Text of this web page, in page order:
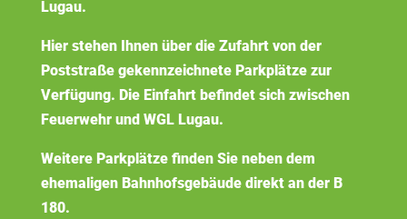
Lugau.
Hier stehen Ihnen über die Zufahrt von der
Poststraße gekennzeichnete Parkplätze zur
Verfügung. Die Einfahrt befindet sich zwischen
Feuerwehr und WGL Lugau.
Weitere Parkplätze finden Sie neben dem
ehemaligen Bahnhofsgebäude direkt an der B
180.